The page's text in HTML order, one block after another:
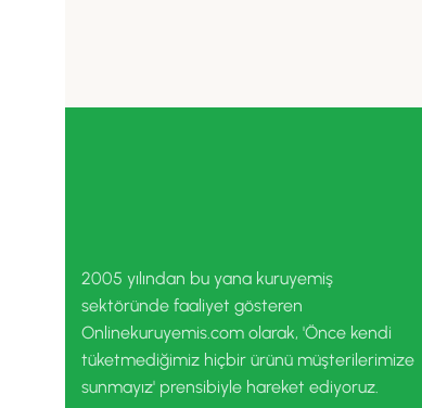
2005 yılından bu yana kuruyemiş
sektöründe faaliyet gösteren
Onlinekuruyemis.com olarak, 'Önce kendi
tüketmediğimiz hiçbir ürünü müşterilerimize
sunmayız' prensibiyle hareket ediyoruz.